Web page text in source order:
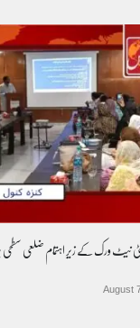
نیٹ ورک کے زیرِ اہتمام ضلعی سطحی
August